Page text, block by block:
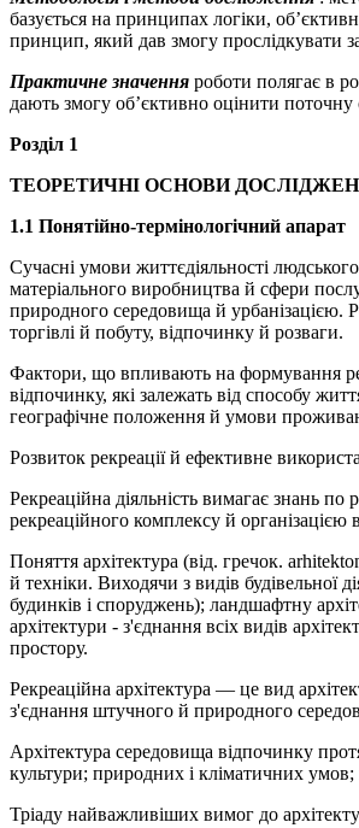
базується на принципах логіки,
принцип, який дав змогу прослідкувати
Практичне значення роботи полягає в
дають змогу об’єктивно оцінити
Розділ 1
ТЕОРЕТИЧНІ ОСНОВИ
1.1 Понятійно-термінологічний апарат
Сучасні умови життєдіяльності
матеріального виробництва й сфери
природного середовища й урбанізацією.
торгівлі й побуту, відпочинку й розваги.
Фактори, що впливають на формування
відпочинку, які залежать від способу
географічне положення й умови
Розвиток рекреації й ефективне
Рекреаційна діяльність вимагає знань по
рекреаційного комплексу й
Поняття архітектура (від. гречок.
й техніки. Виходячи з видів будівельної
будинків і споруджень); ландшафтну
архітектури - з'єднання всіх видів
простору.
Рекреаційна архітектура — це вид
з'єднання штучного й природного
Архітектура середовища відпочинку
культури; природних і кліматичних
Тріаду найважливіших вимог до